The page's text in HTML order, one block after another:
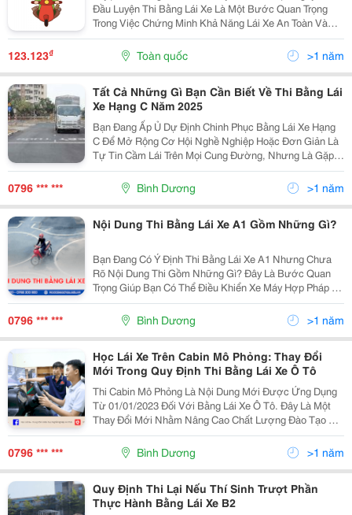
Đầu Luyện Thi Bằng Lái Xe Là Một Bước Quan Trọng
Trong Việc Chứng Minh Khả Năng Lái Xe An Toàn Và
Hợp Pháp Trên Đường. Với Các Thông Tin Hữu Ích Và
Bí Quyết Dưới Đây, Bạn Sẽ Dễ Dàng Vượt Qua Bài...
123.123₫ Toàn quốc >1 năm
Tất Cả Những Gì Bạn Cần Biết Về Thi Bằng Lái
Xe Hạng C Năm 2025
Bạn Đang Ấp Ủ Dự Định Chinh Phục Bằng Lái Xe Hạng
C Để Mở Rộng Cơ Hội Nghề Nghiệp Hoặc Đơn Giản Là
Tự Tin Cầm Lái Trên Mọi Cung Đường, Nhưng Là Gặp
Khó Khăn Trong Việc Tìm Kiếm Thông Tin Và Thủ Tục
Đăng Ký Khóa Học Lái Xe Ô Tô Hạng C? Bài Viết
Dưới...
0796 *** *** Bình Dương >1 năm
Nội Dung Thi Bằng Lái Xe A1 Gồm Những Gì?
Bạn Đang Có Ý Định Thi Bằng Lái Xe A1 Nhưng Chưa
Rõ Nội Dung Thi Gồm Những Gì? Đây Là Bước Quan
Trọng Giúp Bạn Có Thể Điều Khiển Xe Máy Hợp Pháp Và
An Toàn Trên Đường. Kỳ Thi Sát Hạch Bằng Lái Xe A1
Bao Gồm Cả Phần Lý Thuyết Và Thực Hành, Yêu Cầu
0796 *** *** Bình Dương >1 năm
Học Lái Xe Trên Cabin Mô Phỏng: Thay Đổi
Mới Trong Quy Định Thi Bằng Lái Xe Ô Tô
Thi Cabin Mô Phỏng Là Nội Dung Mới Được Ứng Dụng
Từ 01/01/2023 Đối Với Bằng Lái Xe Ô Tô. Đây Là Một
Thay Đổi Mới Nhằm Nâng Cao Chất Lượng Đào Tạo Và
Sát Hạch Lái Xe, Giúp Người Lái Xe Có Thể Xử Lý Tốt
Các Tình Huống Nguy Hiểm Khi Tham Gia Giao
Thông....
0796 *** *** Bình Dương >1 năm
Quy Định Thi Lại Nếu Thí Sinh Trượt Phần
Thực Hành Bằng Lái Xe B2